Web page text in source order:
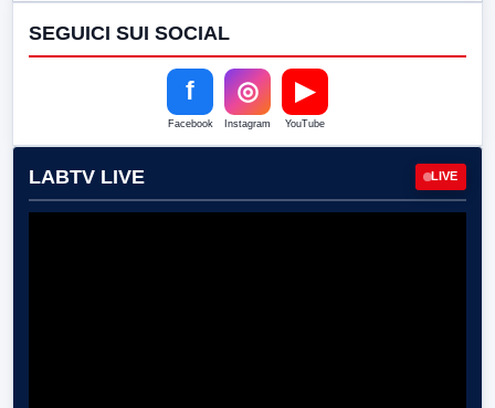
SEGUICI SUI SOCIAL
f
Facebook
◎
Instagram
▶
YouTube
LABTV LIVE LIVE